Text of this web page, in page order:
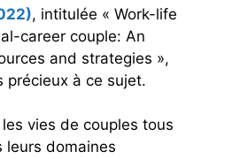
, intitulée « Work-life
career couple: An
and strategies »,
précieux à ce sujet.
vies de couples tous
leurs domaines